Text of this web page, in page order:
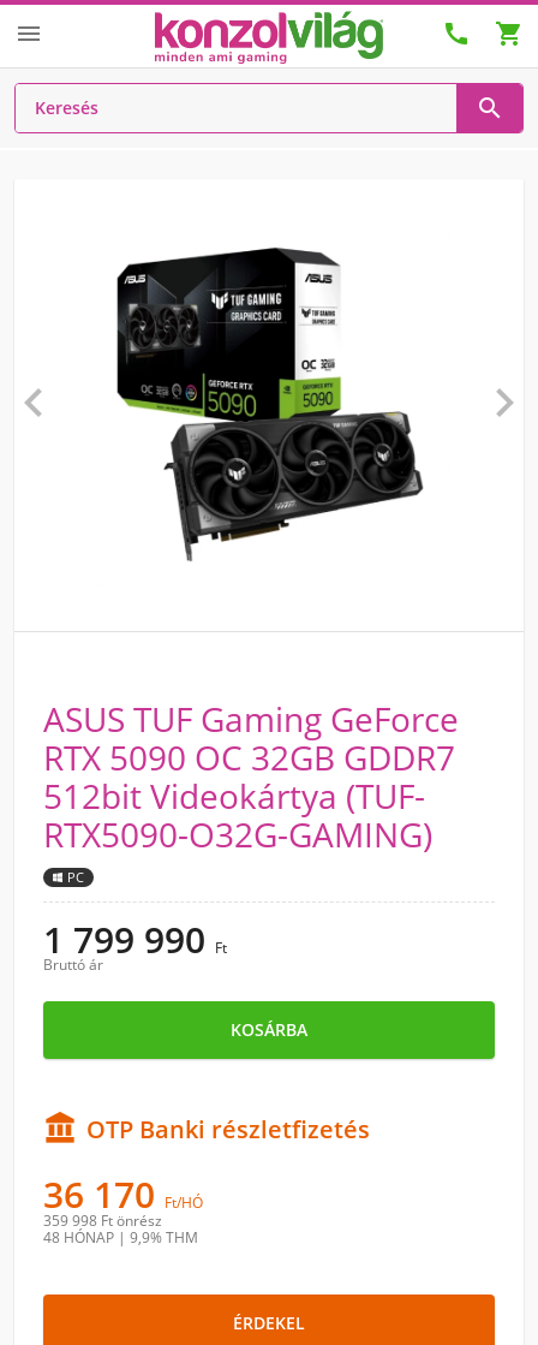
  

 
ASUS TUF Gaming GeForce
RTX 5090 OC 32GB GDDR7
512bit Videokártya (TUF-
RTX5090-O32G-GAMING)
PC
1 799 990 Ft
Bruttó ár
KOSÁRBA
 OTP Banki részletfizetés
36 170 Ft/HÓ
359 998 Ftönrész
48 HÓNAP | 9,9% THM
ÉRDEKEL